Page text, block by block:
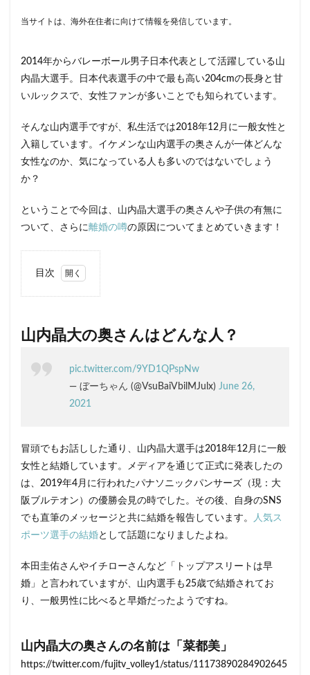
当サイトは、海外在住者に向けて情報を発信しています。
2014年からバレーボール男子日本代表として活躍している山
内晶大選手。日本代表選手の中で最も高い204cmの長身と甘
いルックスで、女性ファンが多いことでも知られています。
そんな山内選手ですが、私生活では2018年12月に一般女性と
入籍しています。イケメンな山内選手の奥さんが一体どんな
女性なのか、気になっている人も多いのではないでしょう
か？
ということで今回は、山内晶大選手の奥さんや子供の有無に
ついて、さらに離婚の噂の原因についてまとめていきます！
目次
の奥
さん
んな
さん
の名
前は
都
美」
1.2
晶大
きな
女性
2
山内
山内晶大の奥さんはどんな人？
pic.twitter.com/9YD1QPspNw
— ぼーちゃん (@VsuBaiVbilMJulx) June 26,
2021
冒頭でもお話しした通り、山内晶大選手は2018年12月に一般
女性と結婚しています。メディアを通じて正式に発表したの
は、2019年4月に行われたパナソニックパンサーズ（現：大
阪ブルテオン）の優勝会見の時でした。その後、自身のSNS
でも直筆のメッセージと共に結婚を報告しています。
人気ス
ポーツ選手の結婚として話題になりましたよね。
本田圭佑さんやイチローさんなど「トップアスリートは早
婚」と言われていますが、山内選手も25歳で結婚されてお
り、一般男性に比べると早婚だったようですね。
山内晶大の奥さんの名前は「菜都美」
https://twitter.com/fujitv_volley1/status/11173890284902645